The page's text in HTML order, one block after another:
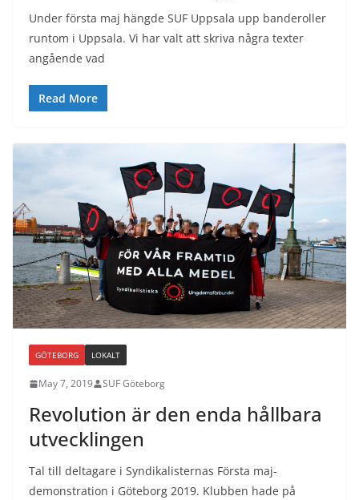
Under första maj hängde SUF Uppsala upp banderoller
runtom i Uppsala. Vi har valt att skriva några texter
angående vad
Read More
GÖTEBORG LOKALT
May 7, 2019 SUF Göteborg
Revolution är den enda hållbara
utvecklingen
Tal till deltagare i Syndikalisternas Första maj-
demonstration i Göteborg 2019. Klubben hade på